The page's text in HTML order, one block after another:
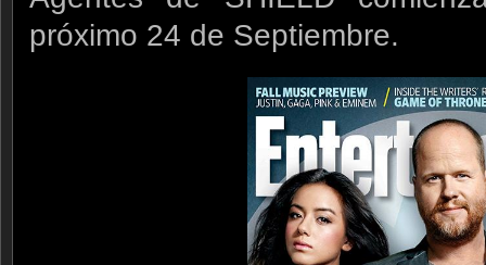
próximo 24 de Septiembre.